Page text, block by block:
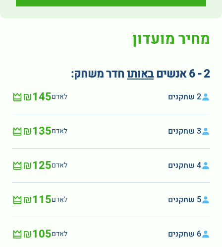
מחיר מועדון
2 - 6 אנשים באותו חדר משחק:
2 שחקנים לאדם₪145
3 שחקנים לאדם₪135
4 שחקנים לאדם₪125
5 שחקנים לאדם₪115
6 שחקנים לאדם₪105